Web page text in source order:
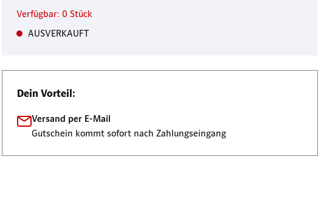
Verfügbar: 0 Stück
AUSVERKAUFT
Dein Vorteil:
Versand per E-Mail
Gutschein kommt sofort nach Zahlungseingang